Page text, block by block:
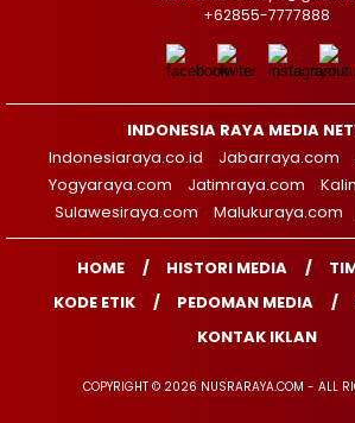
+62855-7777888
INDONESIA RAYA MEDIA
Indonesiaraya.co.id
Jabarraya.com
Yogyaraya.com
Jatimraya.com
Sulawesiraya.com
Malukuraya.com
HOME HISTORI MEDIA
KODE ETIK
PEDOMAN MEDIA
KONTAK IKLAN
COPYRIGHT © 2026 NUSRARAYA.COM - ALL